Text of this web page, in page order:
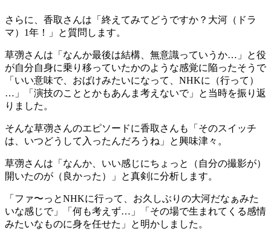
さらに、香取さんは「終えてみてどうですか？大河（ドラ
マ）1年！」と質問します。
草彅さんは「なんか最後は結構、無意識っていうか…」と役
が自分自身に乗り移っていたかのような感覚に陥ったそうで
「いい意味で、おばけみたいになって、NHKに（行って）
…」「演技のこととかもあんま考えないで」と当時を振り返
りました。
そんな草彅さんのエピソードに香取さんも「そのスイッチ
は、いつどうして入ったんだろうね」と興味津々。
草彅さんは「なんか、いい感じにちょっと（自分の撮影が）
開いたのが（良かった）」と真剣に分析します。
「ファ〜っとNHKに行って、お久しぶりの大河だなぁみた
いな感じで」「何も考えず…」「その場で生まれてくる感情
みたいなものに身を任せた」と明かしました。